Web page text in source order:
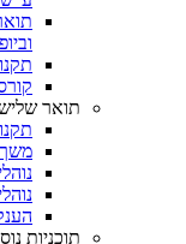
תואר
משך
תוכניות